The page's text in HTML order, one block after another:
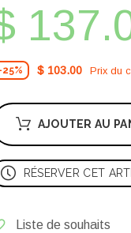
25% $ 103.00 Prix ​​du
AJOUTER AU
RÉSERVER CET
Liste de souhaits